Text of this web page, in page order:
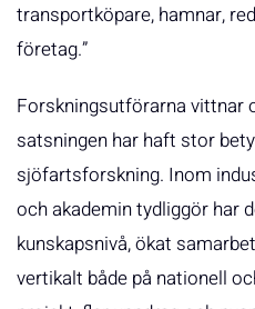
transportköpare, hamnar,
företag.”
Forskningsutförarna vittnar
satsningen har haft stor
sjöfartsforskning. Inom
och akademin tydliggör har
kunskapsnivå, ökat
vertikalt både på nationell